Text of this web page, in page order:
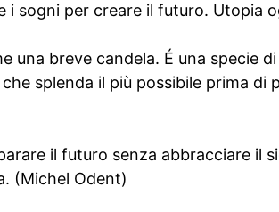
i sogni per creare il futuro. Utopia
una breve candela. É una specie
splenda il più possibile prima di
il futuro senza abbracciare il
(Michel Odent)